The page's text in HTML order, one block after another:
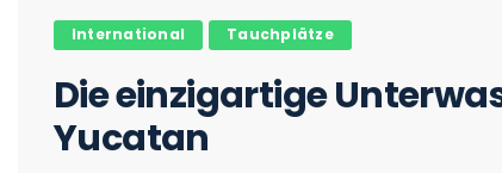
International Tauchplätze
Die einzigartige
Yucatan